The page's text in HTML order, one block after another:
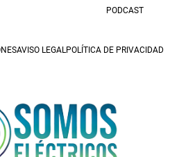
PODCAST
AVISO LEGALPOLÍTICA DE PRIVACIDAD